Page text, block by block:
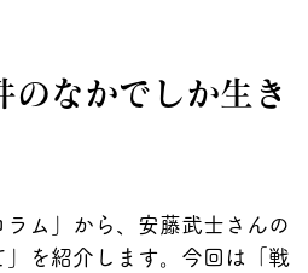
のなかでしか生き
ラム」から、安藤武士さんの
」を紹介します。今回は「戦